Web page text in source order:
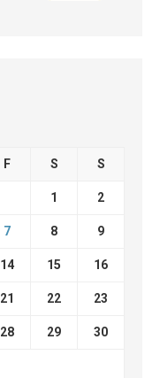
F S S
1 2
7 8 9
14 15 16
21 22 23
28 29 30